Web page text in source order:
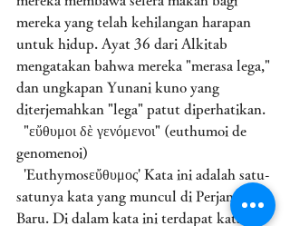
mereka yang telah kehilangan harapan
untuk hidup. Ayat 36 dari Alkitab
mengatakan bahwa mereka "merasa lega,"
dan ungkapan Yunani kuno yang
diterjemahkan "lega" patut diperhatikan.
genomenoi)
satunya kata yang muncul di Perjanjian
Baru. Di dalam kata ini terdapat kata